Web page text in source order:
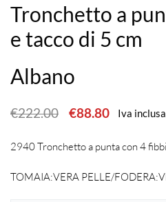
Tronchetto a
e tacco di 5 cm
Albano
€222.00 €88.80 Iva inclusa
2940 Tronchetto a punta con 4
TOMAIA:VERA PELLE/